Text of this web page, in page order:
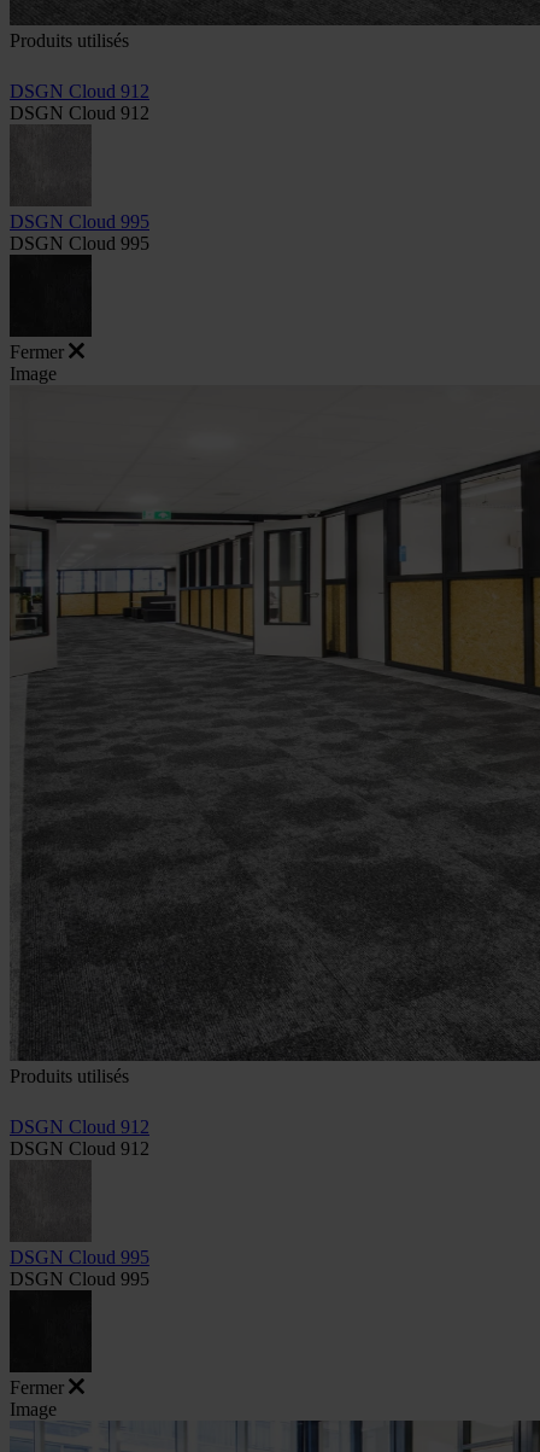
Produits utilisés
DSGN Cloud 912
DSGN Cloud 912
DSGN Cloud 995
DSGN Cloud 995
Fermer
Image
Produits utilisés
DSGN Cloud 912
DSGN Cloud 912
DSGN Cloud 995
DSGN Cloud 995
Fermer
Image